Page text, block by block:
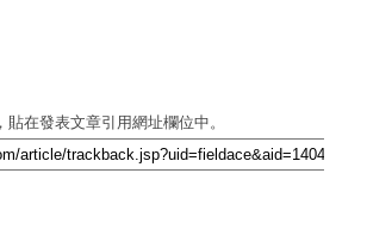
在發表文章引用網址欄位中。